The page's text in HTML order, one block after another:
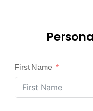
First Name